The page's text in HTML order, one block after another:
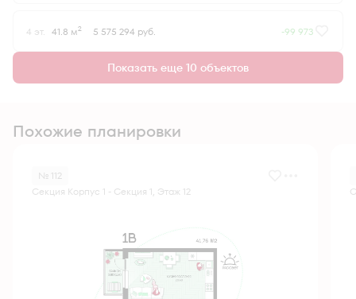
4 эт. 41.8 м2 5 575 294 руб. -99 973
Показать еще 10 объектов
Похожие планировки
№ 112
Секция Корпус 1 - Секция 1, Этаж 12